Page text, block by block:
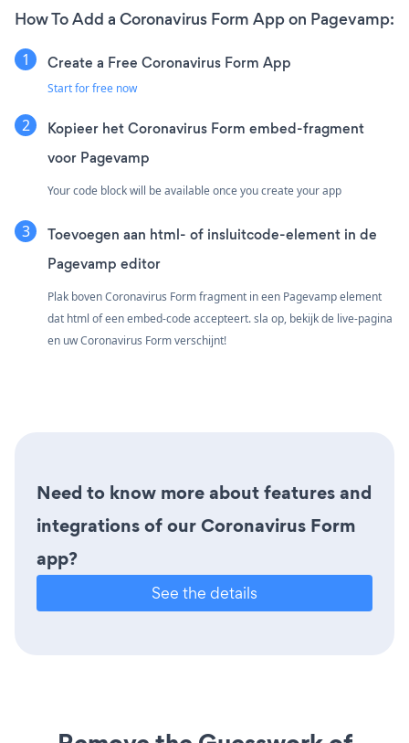
How To Add a Coronavirus Form App on Pagevamp:
Create a Free Coronavirus Form App
Start for free now
Kopieer het Coronavirus Form embed-fragment
voor Pagevamp
Your code block will be available once you create your app
Toevoegen aan html- of insluitcode-element in de
Pagevamp editor
Plak boven Coronavirus Form fragment in een Pagevamp element
dat html of een embed-code accepteert. sla op, bekijk de live-pagina
en uw Coronavirus Form verschijnt!
Need to know more about features and
integrations of our Coronavirus Form
app?
See the details